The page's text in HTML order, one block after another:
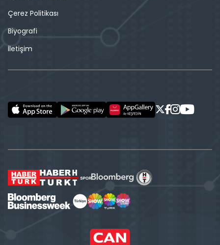
Çerez Politikası
Biyografi
İletişim